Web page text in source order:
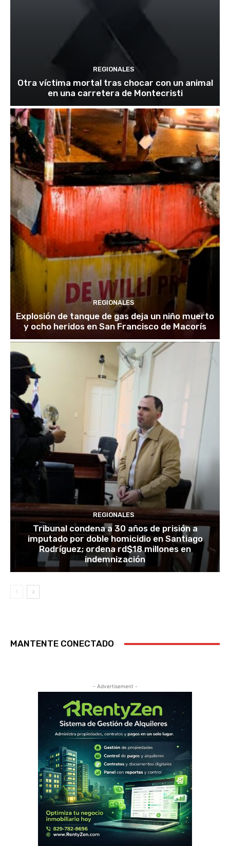
REGIONALES
Otra víctima mortal tras chocar con un animal
en una carretera de Montecristi
REGIONALES
Explosión de tanque de gas deja un niño muerto
y ocho heridos en San Francisco de Macorís
REGIONALES
Tribunal condena a 30 años de prisión a
imputado por doble homicidio en Santiago
Rodríguez; ordena rd$18 millones en
indemnización
MANTENTE CONECTADO
- Advertisement -